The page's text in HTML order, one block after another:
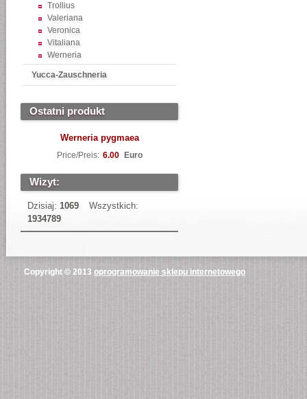
Trollius
Valeriana
Veronica
Vitaliana
Werneria
Yucca-Zauschneria
Ostatni produkt
Werneria pygmaea
Price/Preis: 6.00 Euro
Wizyt:
Dzisiaj: 1069
Wszystkich:
1934789
Copyright © 2013 oprogramowanie sklepu internetowego